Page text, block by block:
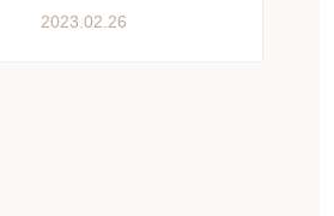
2023.02.26